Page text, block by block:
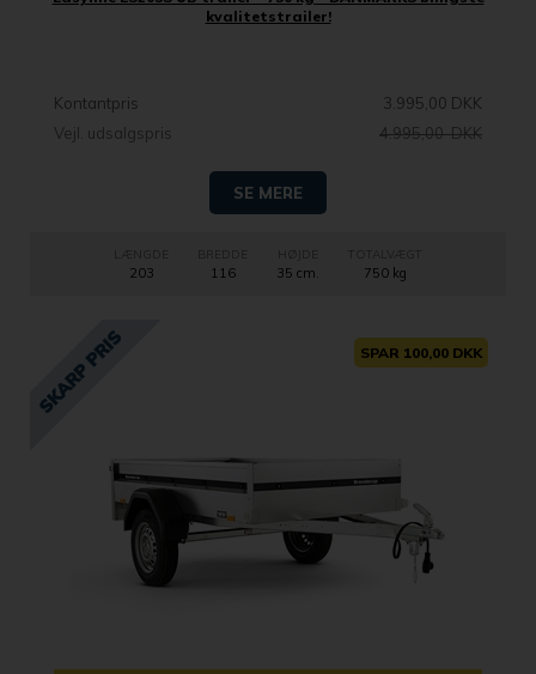
kvalitetstrailer!
Kontantpris
3.995,00 DKK
Vejl. udsalgspris
4.995,00 DKK
SE MERE
203 116
HØJDE
35 cm.
TOTALVÆGT
750 kg
SPAR 100,00 DKK